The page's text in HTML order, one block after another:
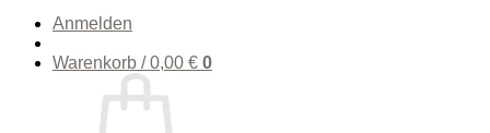
Anmelden
Warenkorb /0,00 € 0